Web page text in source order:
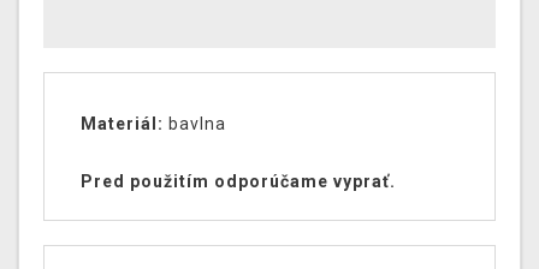
Materiál: bavlna
Pred použitím odporúčame vyprať.